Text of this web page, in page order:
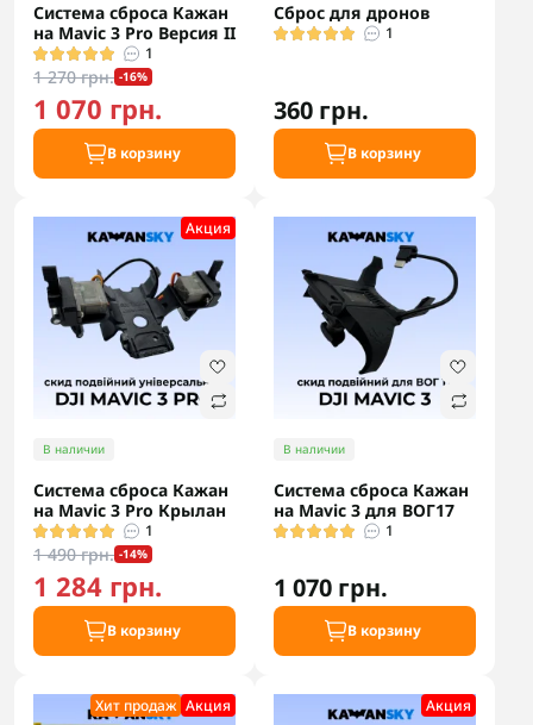
Система сброса Кажан
на Mavic 3 Pro Версия II
1
1 270 грн. -16%
1 070 грн.
В корзину
Сброс для дронов
1
360 грн.
В корзину
Акция
В наличии
Система сброса Кажан
на Mavic 3 Pro Крылан
1
1 490 грн. -14%
1 284 грн.
В корзину
В наличии
Система сброса Кажан
на Mavic 3 для ВОГ17
1
1 070 грн.
В корзину
Хит продаж Акция Акция